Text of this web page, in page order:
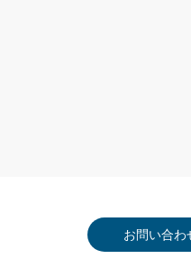
お問い合わ